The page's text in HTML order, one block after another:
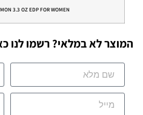
3.3 OZ EDP FOR WOMEN
המוצר לא במלאי? רשמו לנו